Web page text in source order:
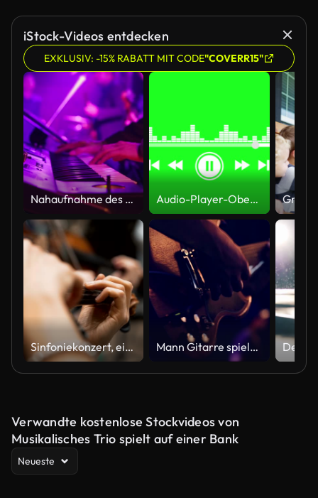
iStock-Videos entdecken
EXKLUSIV: -15% RABATT MIT CODE"COVERR15"
Nahaufnahme des Musikers Hand spielen paino Audio-Player-Oberfläche auf dem Greenscreen
Sinfoniekonzert, ein Mann mit dem Cellospiel Hand hautnah Mann Gitarre spielen hautnah
Verwandte kostenlose Stockvideos von
Musikalisches Trio spielt auf einer Bank
Neueste